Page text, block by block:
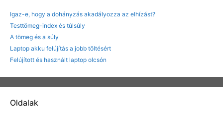
Igaz-e, hogy a dohányzás akadályozza az elhízást?
Testtömeg-index és túlsúly
A tömeg és a súly
Laptop akku felújítás a jobb töltésért
Felújított és használt laptop olcsón
Oldalak